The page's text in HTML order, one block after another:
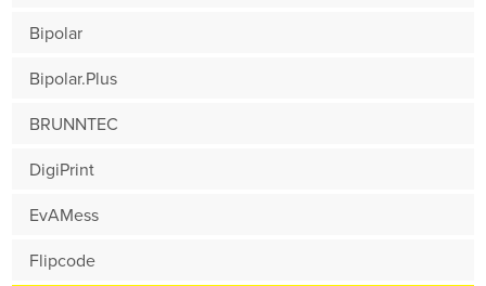
Bipolar
Bipolar.Plus
BRUNNTEC
DigiPrint
EvAMess
Flipcode